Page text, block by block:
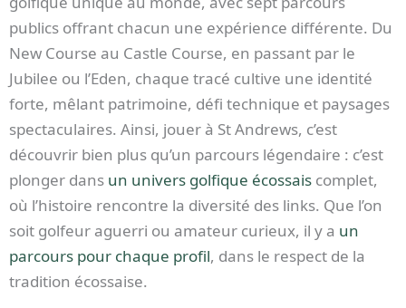
publics offrant chacun une expérience différente. Du
New Course au Castle Course, en passant par le
Jubilee ou l’Eden, chaque tracé cultive une identité
forte, mêlant patrimoine, défi technique et paysages
spectaculaires. Ainsi, jouer à St Andrews, c’est
découvrir bien plus qu’un parcours légendaire : c’est
plonger dans un univers golfique écossais complet,
où l’histoire rencontre la diversité des links. Que l’on
soit golfeur aguerri ou amateur curieux, il y a un
parcours pour chaque profil, dans le respect de la
tradition écossaise.